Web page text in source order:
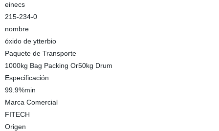
einecs
215-234-0
nombre
óxido de ytterbio
Paquete de Transporte
1000kg Bag Packing Or50kg Drum
Especificación
99.9%min
Marca Comercial
FITECH
Origen